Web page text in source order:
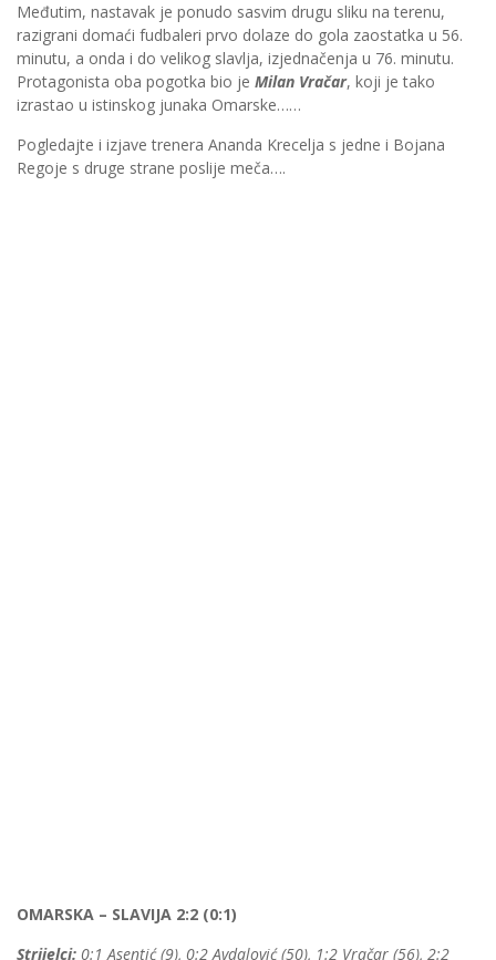
Međutim, nastavak je ponudo sasvim drugu sliku na terenu,
razigrani domaći fudbaleri prvo dolaze do gola zaostatka u 56.
minutu, a onda i do velikog slavlja, izjednačenja u 76. minutu.
Protagonista oba pogotka bio je Milan Vračar, koji je tako
izrastao u istinskog junaka Omarske……
Pogledajte i izjave trenera Ananda Krecelja s jedne i Bojana
Regoje s druge strane poslije meča….
OMARSKA – SLAVIJA 2:2 (0:1)
Strijelci: 0:1 Asentić (9), 0:2 Avdalović (50), 1:2 Vračar (56), 2:2